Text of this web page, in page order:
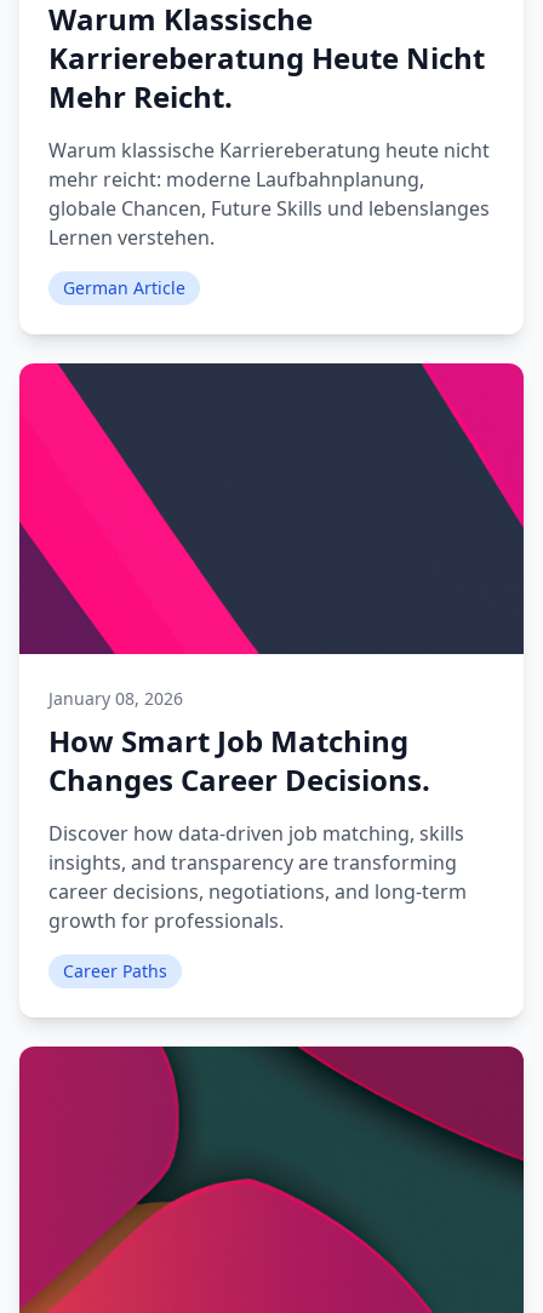
Warum Klassische
Karriereberatung Heute Nicht
Mehr Reicht.
Warum klassische Karriereberatung heute nicht
mehr reicht: moderne Laufbahnplanung,
globale Chancen, Future Skills und lebenslanges
Lernen verstehen.
German Article
January 08, 2026
How Smart Job Matching
Changes Career Decisions.
Discover how data-driven job matching, skills
insights, and transparency are transforming
career decisions, negotiations, and long-term
growth for professionals.
Career Paths